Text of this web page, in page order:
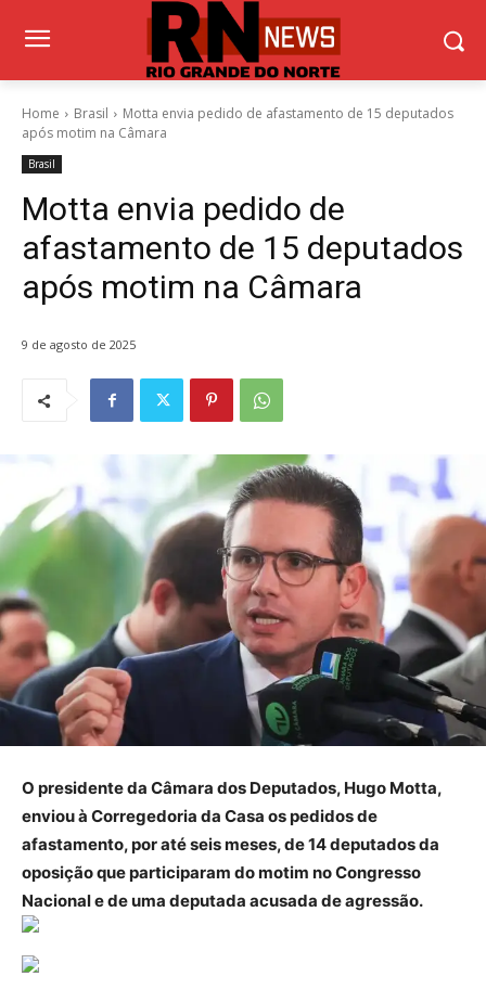
Home Brasil
Motta envia pedido de afastamento de 15 deputados
após motim na Câmara
Brasil
Motta envia pedido de
afastamento de 15 deputados
após motim na Câmara
9 de agosto de 2025
O presidente da Câmara dos Deputados, Hugo Motta,
enviou à Corregedoria da Casa os pedidos de
afastamento, por até seis meses, de 14 deputados da
oposição que participaram do motim no Congresso
Nacional e de uma deputada acusada de agressão.